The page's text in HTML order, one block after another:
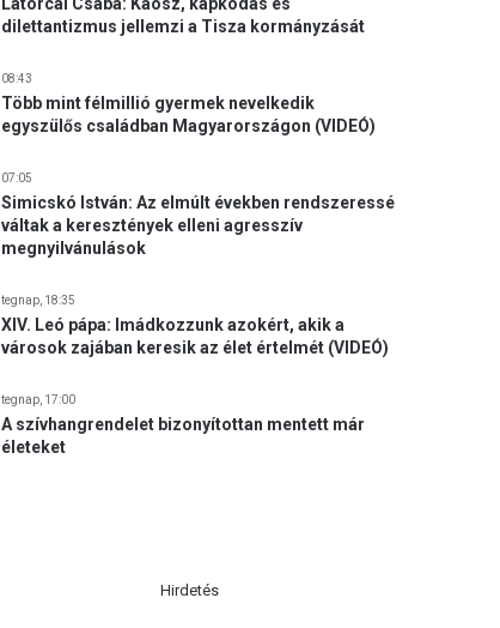
dilettantizmus jellemzi a Tisza kormányzását
08:43
Több mint félmillió gyermek nevelkedik
egyszülős családban Magyarországon (VIDEÓ)
07:05
Simicskó István: Az elmúlt években rendszeressé
váltak a keresztények elleni agresszív
megnyilvánulások
tegnap, 18:35
XIV. Leó pápa: Imádkozzunk azokért, akik a
városok zajában keresik az élet értelmét (VIDEÓ)
tegnap, 17:00
A szívhangrendelet bizonyítottan mentett már
életeket
Hirdetés